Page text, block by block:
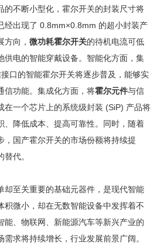
的不断小型化，霍尔开关的封装尺寸将
经出现了 0.8mm×0.8mm 的超小封装产
向， 微功耗霍尔开关的待机电流可低
供电的智能穿戴设备。智能化方面，集
口的智能霍尔开关将逐步普及，能够实
信功能。集成化方面，将霍尔元件与信
在一个芯片上的系统级封装 (SiP) 产品将
、降低成本、提高可靠性。同时，随着
，国产霍尔开关的市场份额将持续提
代。
却至关重要的基础元器件，是现代智能
积微小，却在无数智能设备中发挥着不
能、物联网、新能源汽车等新兴产业的
求将持续增长，行业发展前景广阔。